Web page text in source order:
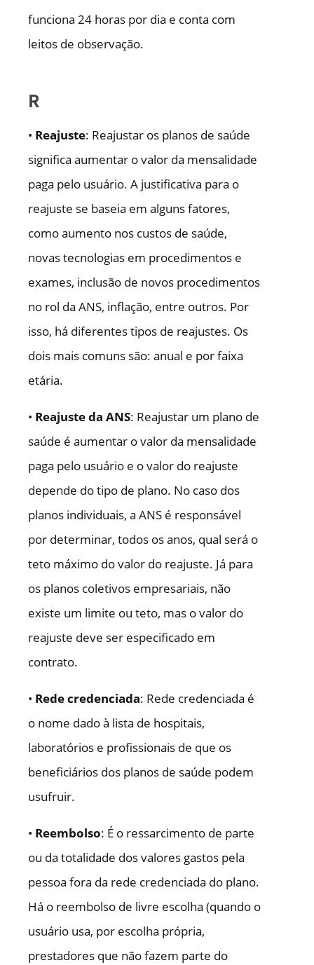
funciona 24 horas por dia e conta com
leitos de observação.
R
• Reajuste: Reajustar os planos de saúde
significa aumentar o valor da mensalidade
paga pelo usuário. A justificativa para o
reajuste se baseia em alguns fatores,
como aumento nos custos de saúde,
novas tecnologias em procedimentos e
exames, inclusão de novos procedimentos
no rol da ANS, inflação, entre outros. Por
isso, há diferentes tipos de reajustes. Os
dois mais comuns são: anual e por faixa
etária.
• Reajuste da ANS: Reajustar um plano de
saúde é aumentar o valor da mensalidade
paga pelo usuário e o valor do reajuste
depende do tipo de plano. No caso dos
planos individuais, a ANS é responsável
por determinar, todos os anos, qual será o
teto máximo do valor do reajuste. Já para
os planos coletivos empresariais, não
existe um limite ou teto, mas o valor do
reajuste deve ser especificado em
contrato.
• Rede credenciada: Rede credenciada é
o nome dado à lista de hospitais,
laboratórios e profissionais de que os
beneficiários dos planos de saúde podem
usufruir.
• Reembolso: É o ressarcimento de parte
ou da totalidade dos valores gastos pela
pessoa fora da rede credenciada do plano.
Há o reembolso de livre escolha (quando o
usuário usa, por escolha própria,
prestadores que não fazem parte do